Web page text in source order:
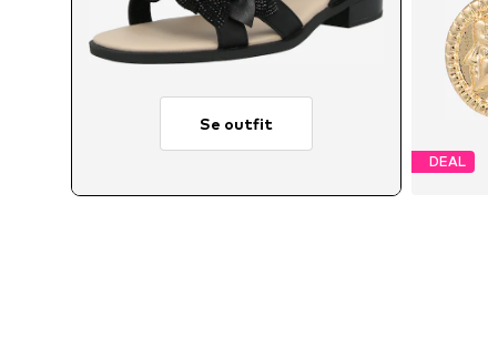
Se outfit
DEAL